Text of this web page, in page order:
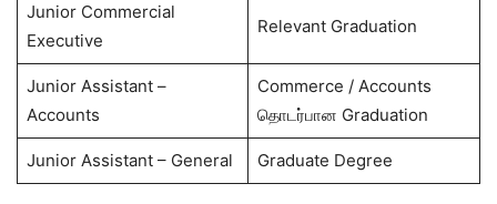
Junior Commercial
Executive
Relevant Graduation
Junior Assistant –
Accounts
Commerce / Accounts
தொடர்பான Graduation
Junior Assistant – General Graduate Degree